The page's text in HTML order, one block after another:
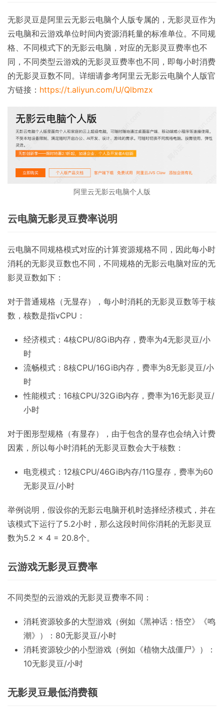
无影灵豆是阿里云无影云电脑个人版专属的，无影灵豆作为
云电脑和云游戏单位时间内资源消耗量的标准单位。不同规
格、不同模式下的无影云电脑，对应的无影灵豆费率也不
同，不同类型云游戏的无影灵豆费率也不同，即每小时消费
的无影灵豆数不同。详细请参考阿里云无影云电脑个人版官
方链接： https://t.aliyun.com/U/Qlbmzx
阿里云无影云电脑个人版
云电脑无影灵豆费率说明
云电脑不同规格模式对应的计算资源规格不同，因此每小时
消耗的无影灵豆数也不同，不同规格的无影云电脑对应的无
影灵豆数如下：
对于普通规格（无显存），每小时消耗的无影灵豆数等于核
数，核数是指vCPU：
经济模式：4核CPU/8GiB内存，费率为4无影灵豆/小
时
流畅模式：8核CPU/16GiB内存，费率为8无影灵豆/小
时
性能模式：16核CPU/32GiB内存，费率为16无影灵豆/
小时
对于图形型规格（有显存），由于包含的显存也会纳入计费
因素，所以每小时消耗的无影灵豆数会大于核数：
电竞模式：12核CPU/46GiB内存/11G显存，费率为60
无影灵豆/小时
举例说明，假设你的无影云电脑开机时选择经济模式，并在
该模式下运行了5.2小时，那么这段时间你消耗的无影灵豆
数为5.2 × 4 = 20.8个。
云游戏无影灵豆费率
不同类型的云游戏的无影灵豆费率不同：
消耗资源较多的大型游戏（例如《黑神话：悟空》《鸣
潮》）：80无影灵豆/小时
消耗资源较少的小型游戏（例如《植物大战僵尸》）：
10无影灵豆/小时
无影灵豆最低消费额